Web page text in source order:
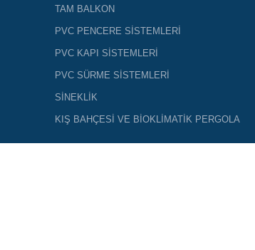
TAM BALKON
PVC PENCERE SİSTEMLERİ
PVC KAPI SİSTEMLERİ
PVC SÜRME SİSTEMLERİ
SİNEKLİK
KIŞ BAHÇESİ VE BİOKLİMATİK PERGOLA